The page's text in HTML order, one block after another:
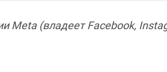
Meta (владеет Facebook,